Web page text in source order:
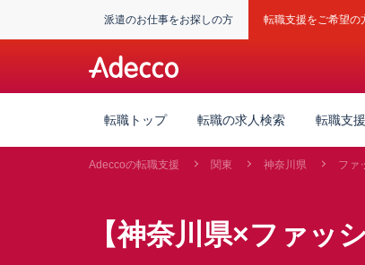
派遣のお仕事をお探しの方 転職支援をご希望の
転職トップ 転職の求人検索 転職支
Adeccoの転職支援 関東 神奈川県 ファ
【神奈川県×ファッ